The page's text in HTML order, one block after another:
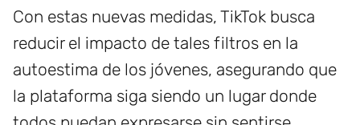
Con estas nuevas medidas, TikTok busca
reducir el impacto de tales filtros en la
autoestima de los jóvenes, asegurando que
la plataforma siga siendo un lugar donde